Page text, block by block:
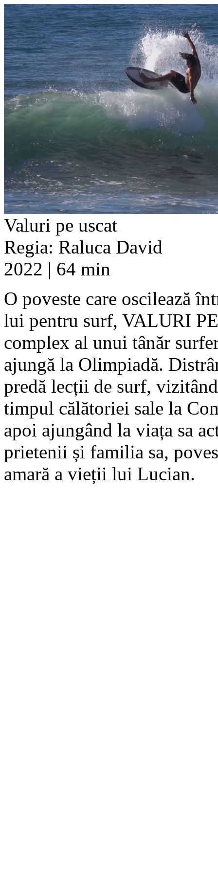
Valuri pe uscat
Regia: Raluca David
2022 | 64 min
O poveste care oscilează
lui pentru surf, VALURI
complex al unui tânăr
ajungă la Olimpiadă.
predă lecții de surf,
timpul călătoriei sale la
apoi ajungând la viața sa
prietenii și familia sa,
amară a vieții lui Lucian.